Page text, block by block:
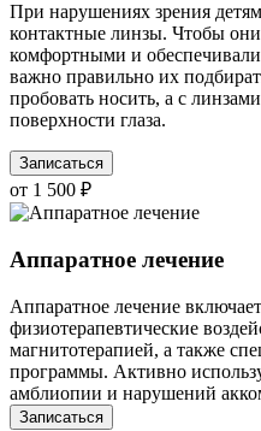
При нарушениях зрения
контактные линзы. Чтобы
комфортными и обеспечивали
важно правильно их
пробовать носить, а с
поверхности глаза.
Записаться
от 1 500 ₽
Аппаратное лечение
Аппаратное лечение
физиотерапевтические
магнитотерапией, а также
программы. Активно
амблиопии и нарушений
Записаться